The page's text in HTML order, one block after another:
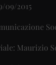
09/2015
Maurizio